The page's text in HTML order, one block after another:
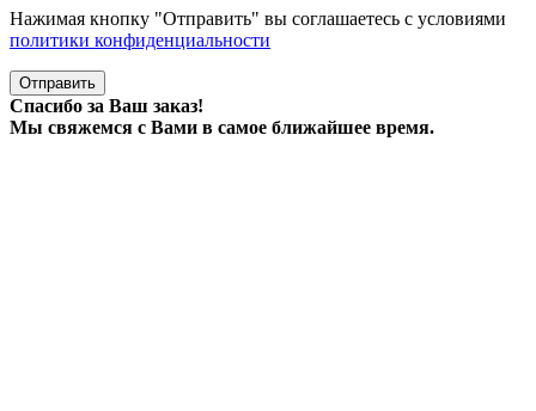
Нажимая кнопку "Отправить" вы соглашаетесь с условиями
политики конфиденциальности
Отправить
Спасибо за Ваш заказ!
Мы свяжемся с Вами в самое ближайшее время.